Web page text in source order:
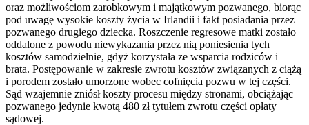
oraz możliwościom zarobkowym i majątkowym pozwanego, biorąc
pod uwagę wysokie koszty życia w Irlandii i fakt posiadania przez
pozwanego drugiego dziecka. Roszczenie regresowe matki zostało
oddalone z powodu niewykazania przez nią poniesienia tych
kosztów samodzielnie, gdyż korzystała ze wsparcia rodziców i
brata. Postępowanie w zakresie zwrotu kosztów związanych z ciążą
i porodem zostało umorzone wobec cofnięcia pozwu w tej części.
Sąd wzajemnie zniósł koszty procesu między stronami, obciążając
pozwanego jedynie kwotą 480 zł tytułem zwrotu części opłaty
sądowej.